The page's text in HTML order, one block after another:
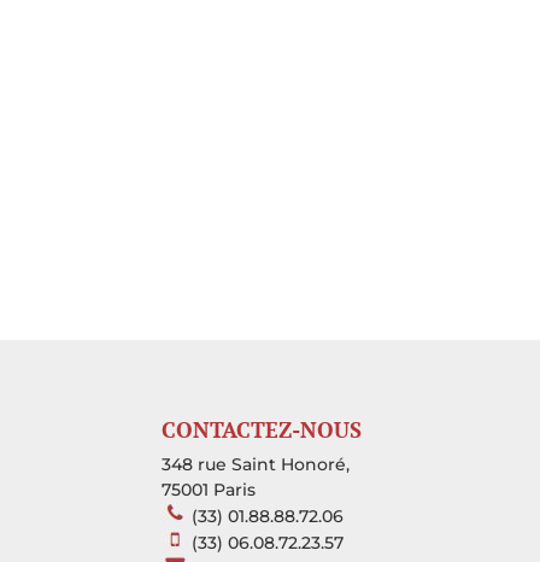
CONTACTEZ-NOUS
348 rue Saint Honoré,
75001 Paris
(33) 01.88.88.72.06
(33) 06.08.72.23.57